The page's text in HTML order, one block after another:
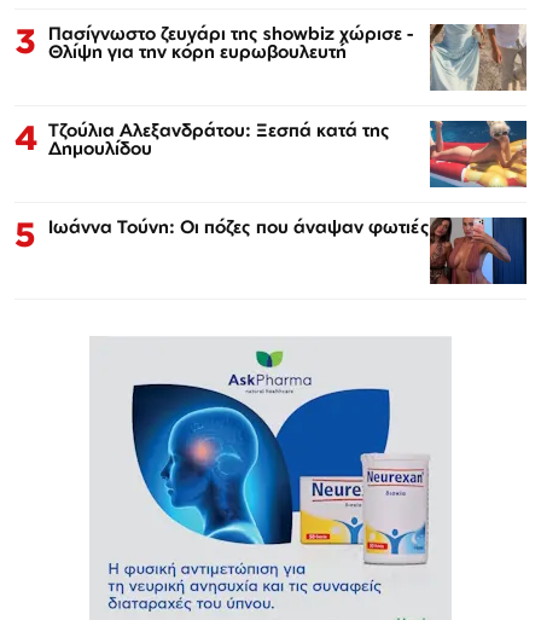
3 Πασίγνωστο ζευγάρι της showbiz χώρισε -
Θλίψη για την κόρη ευρωβουλευτή
4 Τζούλια Αλεξανδράτου: Ξεσπά κατά της
Δημουλίδου
5 Ιωάννα Τούνη: Οι πόζες που άναψαν φωτιές